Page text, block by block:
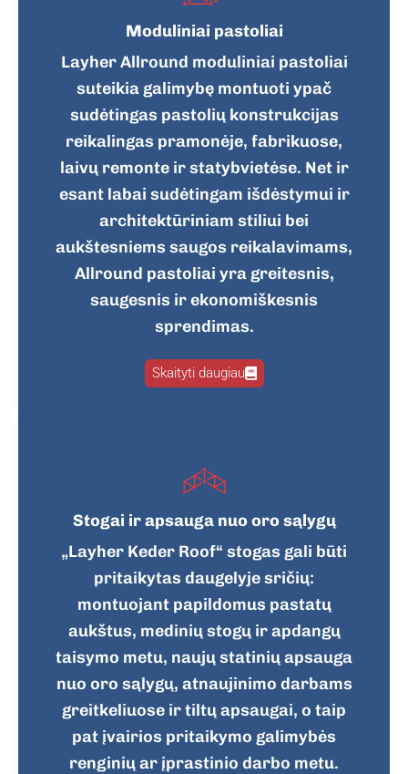
Moduliniai pastoliai
Layher Allround moduliniai pastoliai
suteikia galimybę montuoti ypač
sudėtingas pastolių konstrukcijas
reikalingas pramonėje, fabrikuose,
laivų remonte ir statybvietėse. Net ir
esant labai sudėtingam išdėstymui ir
architektūriniam stiliui bei
aukštesniems saugos reikalavimams,
Allround pastoliai yra greitesnis,
saugesnis ir ekonomiškesnis
sprendimas.
Skaityti daugiau
Stogai ir apsauga nuo oro sąlygų
„Layher Keder Roof“ stogas gali būti
pritaikytas daugelyje sričių:
montuojant papildomus pastatų
aukštus, medinių stogų ir apdangų
taisymo metu, naujų statinių apsauga
nuo oro sąlygų, atnaujinimo darbams
greitkeliuose ir tiltų apsaugai, o taip
pat įvairios pritaikymo galimybės
renginių ar įprastinio darbo metu.